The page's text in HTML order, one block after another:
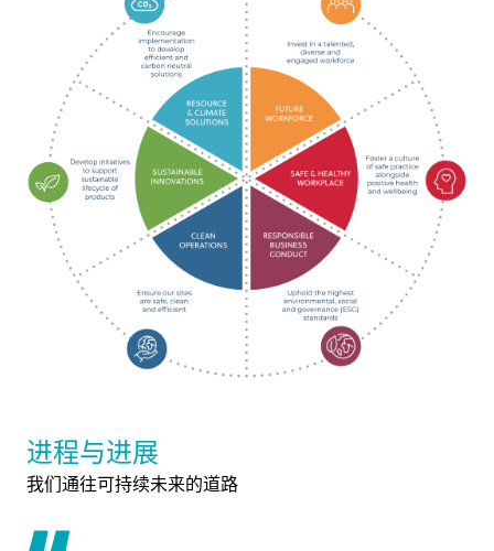
进程与进展
我们通往可持续未来的道路